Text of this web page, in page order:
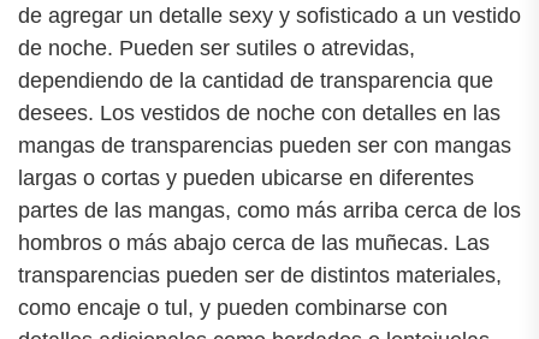
de agregar un detalle sexy y sofisticado a un vestido
de noche. Pueden ser sutiles o atrevidas,
dependiendo de la cantidad de transparencia que
desees. Los vestidos de noche con detalles en las
mangas de transparencias pueden ser con mangas
largas o cortas y pueden ubicarse en diferentes
partes de las mangas, como más arriba cerca de los
hombros o más abajo cerca de las muñecas. Las
transparencias pueden ser de distintos materiales,
como encaje o tul, y pueden combinarse con